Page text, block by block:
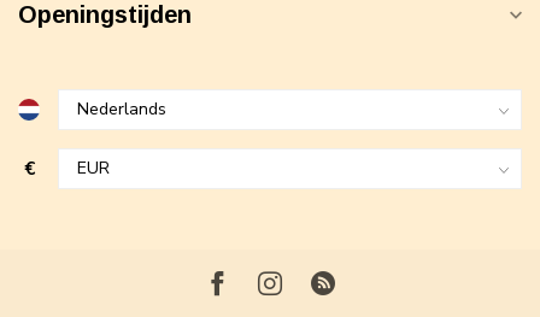
Openingstijden
€